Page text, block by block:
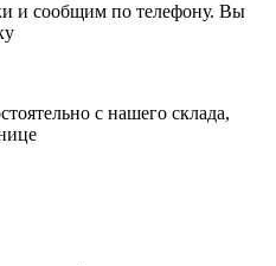
и сообщим по телефону. Вы
с нашего склада,